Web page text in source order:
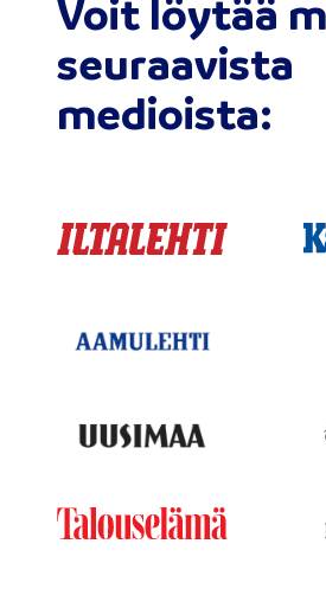
Voit löytää
seuraavista
medioista: